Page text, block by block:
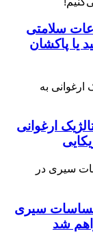
ارغوانی
سیری